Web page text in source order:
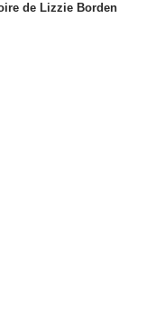
de Lizzie Borden